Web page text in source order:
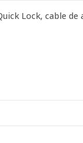
Lock, cable